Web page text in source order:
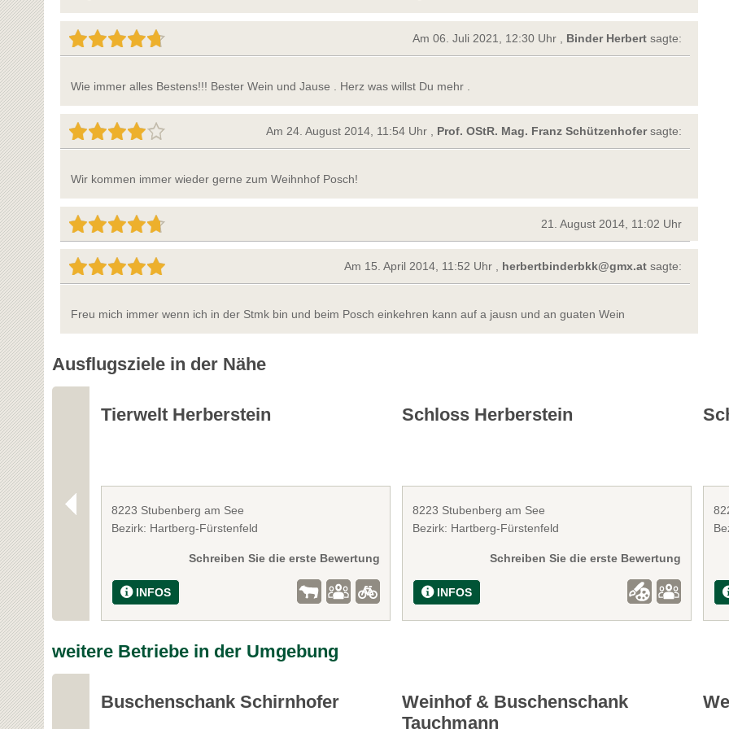
Am 06. Juli 2021, 12:30 Uhr , Binder Herbert sagte:
Wie immer alles Bestens!!! Bester Wein und Jause . Herz was willst Du mehr .
Am 24. August 2014, 11:54 Uhr , Prof. OStR. Mag. Franz Schützenhofersagte:
Wir kommen immer wieder gerne zum Weihnhof Posch!
21. August 2014, 11:02 Uhr
Am 15. April 2014, 11:52 Uhr , herbertbinderbkk@gmx.atsagte:
Freu mich immer wenn ich in der Stmk bin und beim Posch einkehren kann auf a jausn und an guaten Wein
Ausflugsziele in der Nähe
Tierwelt Herberstein
8223 Stubenberg am See
Bezirk: Hartberg-Fürstenfeld
Schreiben Sie die erste Bewertung
INFOS
Schloss Herberstein
8223 Stubenberg am See
Bezirk: Hartberg-Fürstenfeld
Schreiben Sie die erste Bewertung
INFOS
weitere Betriebe in der Umgebung
Buschenschank Schirnhofer
Weinhof & Buschenschank
Tauchmann